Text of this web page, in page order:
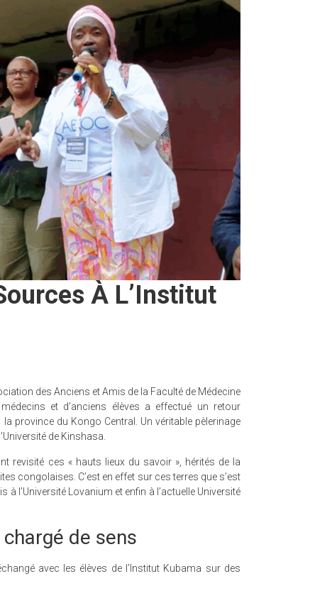
À L’Institut
des Anciens et Amis de la Faculté de Médecine
et d’anciens élèves a effectué un retour
province du Kongo Central. Un véritable pèlerinage
de Kinshasa.
revisité ces « hauts lieux du savoir », hérités de la
congolaises. C’est en effet sur ces terres que s’est
l’Université Lovanium et enfin à l’actuelle Université
de sens
avec les élèves de l’Institut Kubama sur des